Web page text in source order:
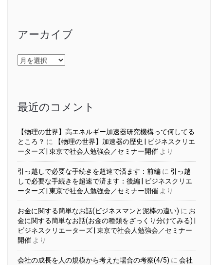
アーカイブ
ア
ー
最近のコメント
【物理の世界】高エネルギー加速器研究機構って何してる
ところ？ に
【物理の世界】加速器の歴史 | ビジネスクリエ
ーターズ | 東京で社会人勉強会／セミナー開催 より
引っ越しで必要な手続きを超速で済ます：前編 に 引っ越
しで必要な手続きを超速で済ます：後編 | ビジネスクリエ
ーターズ | 東京で社会人勉強会／セミナー開催 より
お金に関する簡単なお話(ビジネスマンと泥棒の違い) に お
金に関する簡単なお話(お金の種類をざっくり分けてみる) |
ビジネスクリエーターズ | 東京で社会人勉強会／セミナー
開催 より
会社の成長を人の規模から考えた場合の考察(4/5) に 会社